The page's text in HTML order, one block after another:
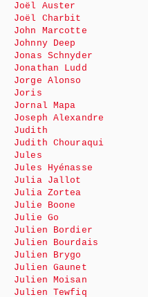
Joël Auster
Joël Charbit
John Marcotte
Johnny Deep
Jonas Schnyder
Jonathan Ludd
Jorge Alonso
Joris
Jornal Mapa
Joseph Alexandre
Judith
Judith Chouraqui
Jules
Jules Hyénasse
Julia Jallot
Julia Zortea
Julie Boone
Julie Go
Julien Bordier
Julien Bourdais
Julien Brygo
Julien Gaunet
Julien Moisan
Julien Tewfiq